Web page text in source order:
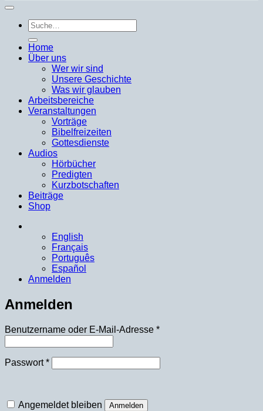
Suche
nach:
Home
Über uns
Wer wir sind
Unsere Geschichte
Was wir glauben
Arbeitsbereiche
Veranstaltungen
Vorträge
Bibelfreizeiten
Gottesdienste
Audios
Hörbücher
Predigten
Kurzbotschaften
Beiträge
Shop
English
Français
Português
Español
Anmelden
Anmelden
Benutzername oder E-Mail-Adresse *Erforderlich
Passwort*Erforderlich
Angemeldet bleiben Anmelden